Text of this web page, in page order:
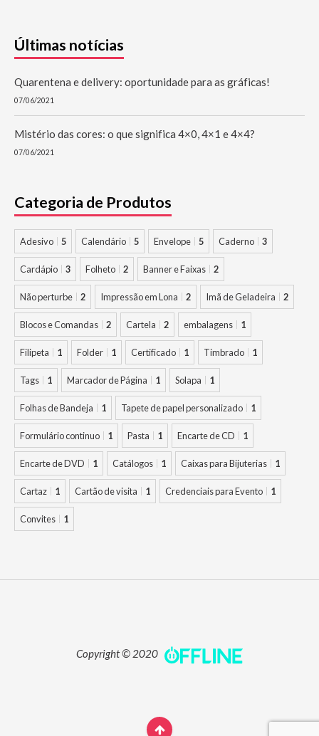
Últimas notícias
Quarentena e delivery: oportunidade para as gráficas!
07/06/2021
Mistério das cores: o que significa 4×0, 4×1 e 4×4?
07/06/2021
Categoria de Produtos
Adesivo 5 Calendário 5 Envelope 5 Caderno 3
Cardápio 3 Folheto 2 Banner e Faixas 2
Não perturbe 2 Impressão em Lona 2 Imã de Geladeira 2
Blocos e Comandas 2 Cartela 2 embalagens 1
Filipeta 1 Folder 1 Certificado 1 Timbrado 1
Tags 1 Marcador de Página 1 Solapa 1
Folhas de Bandeja 1 Tapete de papel personalizado 1
Formulário continuo 1 Pasta 1 Encarte de CD 1
Encarte de DVD 1 Catálogos 1 Caixas para Bijuterias 1
Cartaz 1 Cartão de visita 1 Credenciais para Evento 1
Convites 1
Copyright © 2020